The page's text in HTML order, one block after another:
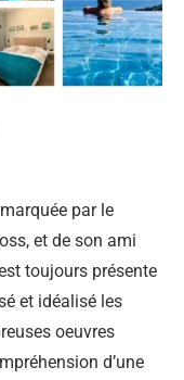
par le
et de son ami
toujours présente
et idéalisé les
oeuvres
d’une